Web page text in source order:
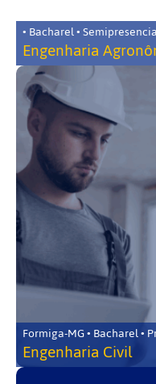
• Bacharel •
Engenharia
Formiga-MG • Bacharel •
Engenharia Civil